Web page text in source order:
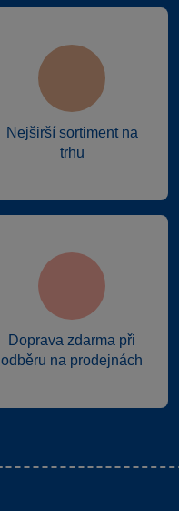
Nejširší sortiment na
trhu
Doprava zdarma při
odběru na prodejnách